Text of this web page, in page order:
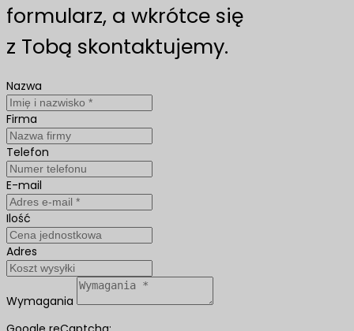
formularz, a wkrótce się
z Tobą skontaktujemy.
Nazwa
Firma
Telefon
E-mail
Ilość
Adres
Wymagania